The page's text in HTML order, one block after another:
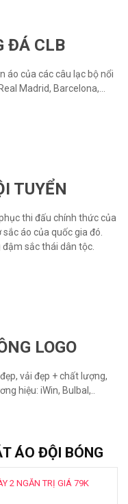
ĐÁ CLB
áo của các câu lạc bộ nổi
Madrid, Barcelona,…
TUYỂN
thi đấu chính thức của
áo của quốc gia đó.
sắc thái dân tộc.
LOGO
vải đẹp + chất lượng,
hiệu: iWin, Bulbal,..
ÁO ĐỘI BÓNG
2 NGĂN TRỊ GIÁ 79K